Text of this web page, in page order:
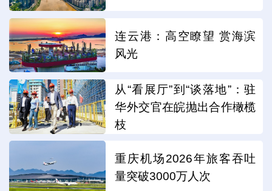
连云港：高空瞭望 赏海滨
风光
从“看展厅”到“谈落地”：驻
华外交官在皖抛出合作橄榄
枝
重庆机场2026年旅客吞吐
量突破3000万人次